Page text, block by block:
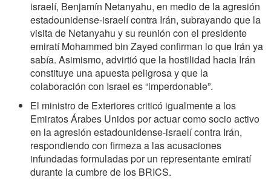
israelí, Benjamín Netanyahu, en medio de la agresión
estadounidense-israelí contra Irán, subrayando que la
visita de Netanyahu y su reunión con el presidente
emiratí Mohammed bin Zayed confirman lo que Irán ya
sabía. Asimismo, advirtió que la hostilidad hacia Irán
constituye una apuesta peligrosa y que la
colaboración con Israel es “imperdonable”.
El ministro de Exteriores criticó igualmente a los
Emiratos Árabes Unidos por actuar como socio activo
en la agresión estadounidense-israelí contra Irán,
respondiendo con firmeza a las acusaciones
infundadas formuladas por un representante emiratí
durante la cumbre de los BRICS.